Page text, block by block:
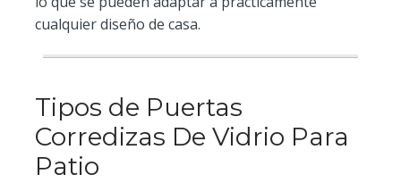
cualquier diseño de casa.
Tipos de Puertas
Corredizas De Vidrio Para
Patio